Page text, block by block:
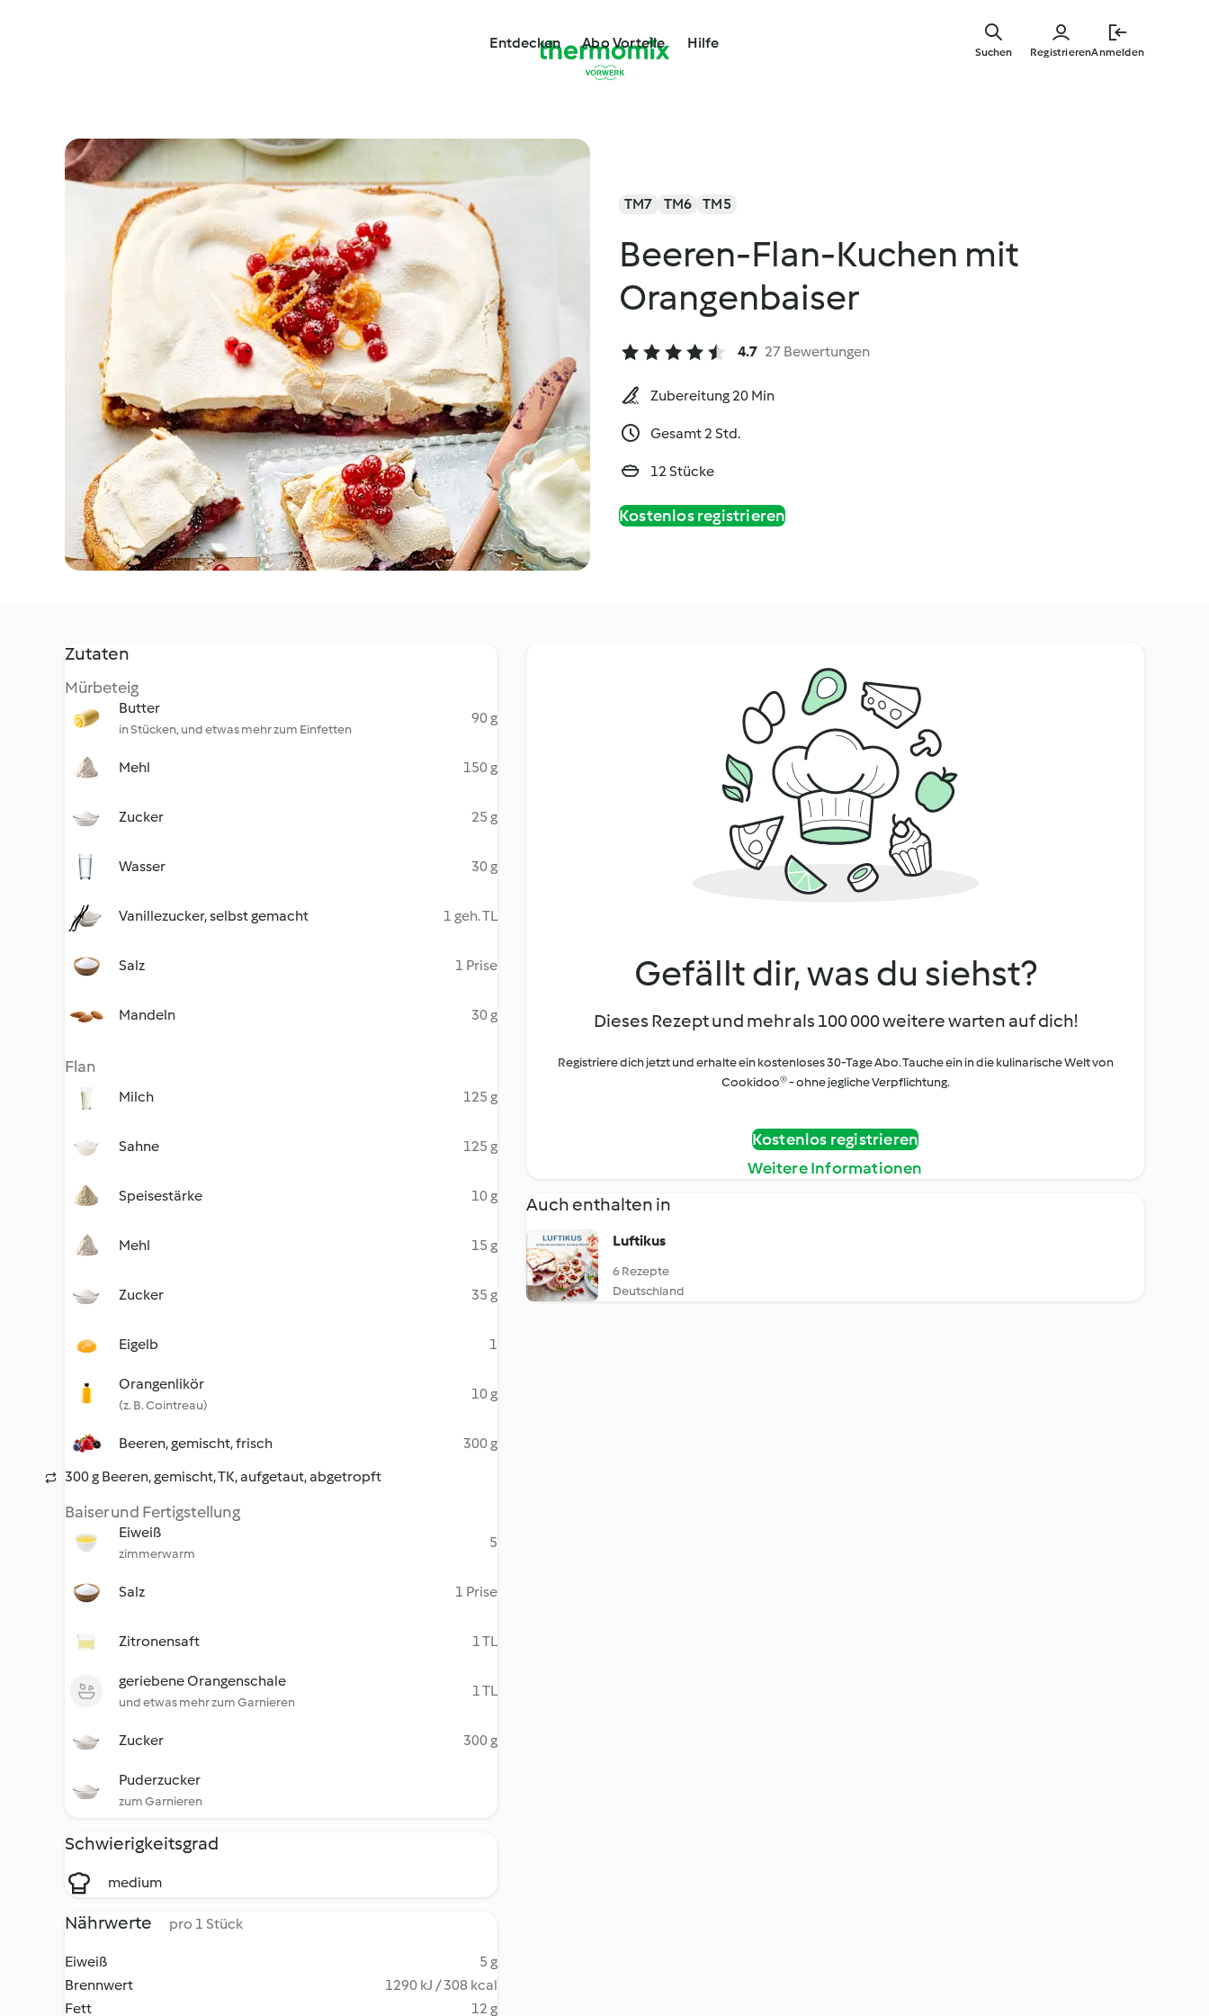
Entdecken Abo Vorteile Hilfe
RegistrierenAnmelden
Suchen
TM7 TM6 TM5
Beeren-Flan-Kuchen mit
Orangenbaiser
4.7 27 Bewertungen
Zubereitung 20 Min
Gesamt 2 Std.
12 Stücke
Kostenlos registrieren
Zutaten
Mürbeteig
Butter
in Stücken, und etwas mehr zum Einfetten
90 g
Mehl 150 g
Zucker 25 g
Wasser 30 g
Vanillezucker, selbst gemacht 1 geh. TL
Salz 1 Prise
Mandeln 30 g
Flan
Milch 125 g
Sahne 125 g
Speisestärke 10 g
Mehl 15 g
Zucker 35 g
Eigelb 1
Orangenlikör
(z. B. Cointreau)
10 g
Beeren, gemischt, frisch
300 g
300 g Beeren, gemischt, TK, aufgetaut, abgetropft
Baiser und Fertigstellung
Eiweiß
zimmerwarm
5
Salz 1 Prise
Zitronensaft 1 TL
geriebene Orangenschale
und etwas mehr zum Garnieren
1 TL
Zucker 300 g
Puderzucker
zum Garnieren
Schwierigkeitsgrad
medium
Nährwerte pro 1 Stück
Eiweiß
5 g
Brennwert
1290 kJ / 308 kcal
Fett
12 g
Gefällt dir, was du siehst?
Dieses Rezept und mehr als 100 000 weitere warten auf dich!
Registriere dich jetzt und erhalte ein kostenloses 30-Tage Abo. Tauche ein in die kulinarische Welt von
Cookidoo® - ohne jegliche Verpflichtung.
Kostenlos registrieren
Weitere Informationen
Auch enthalten in
Luftikus
6 Rezepte
Deutschland